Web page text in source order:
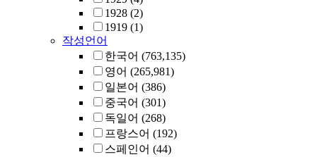
1928 (2)
1919 (1)
작성언어
한국어 (763,135)
영어 (265,981)
일본어 (386)
중국어 (301)
독일어 (268)
프랑스어 (192)
스페인어 (44)